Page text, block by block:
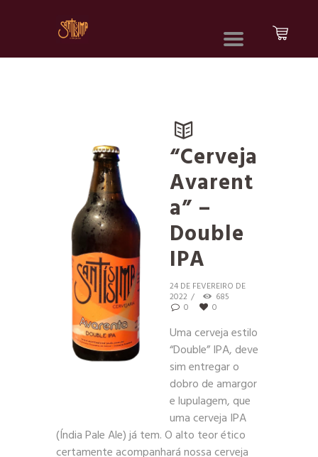
“Cerveja
Avarent
a” –
Double
IPA
24 DE FEVEREIRO DE
2022 685
0 0
Uma cerveja estilo
“Double” IPA, deve
sim entregar o
dobro de amargor
e lupulagem, que
uma cerveja IPA
(Índia Pale Ale) já tem. O alto teor ético
certamente acompanhará nossa cerveja